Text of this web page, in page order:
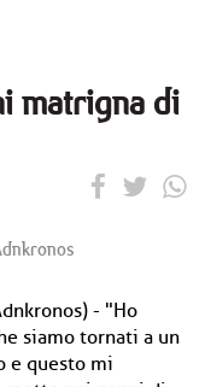
matrigna di
- "Ho
siamo tornati a un
e questo mi